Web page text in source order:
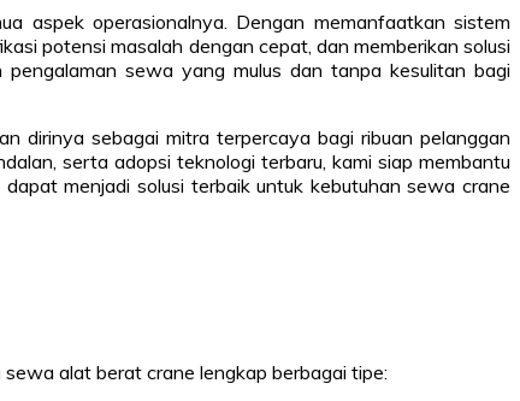
aspek operasionalnya. Dengan memanfaatkan sistem
potensi masalah dengan cepat, dan memberikan solusi
sewa yang mulus dan tanpa kesulitan bagi
dirinya sebagai mitra terpercaya bagi ribuan pelanggan
serta adopsi teknologi terbaru, kami siap membantu
menjadi solusi terbaik untuk kebutuhan sewa crane
alat berat crane lengkap berbagai tipe: